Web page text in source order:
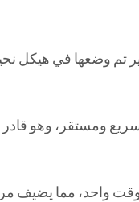
مللي أمبير تم وضعها في
ومستقر، وهو
واحد، مما يضيف